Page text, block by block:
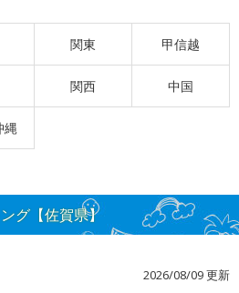
関東 甲信越
関西 中国
縄
グ【佐賀県】
2026/08/09 更新